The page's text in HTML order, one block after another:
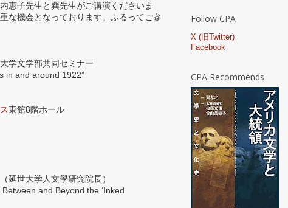
恵子先生と巽先生がご講演くださいま
な機会となっております。ふるってご参
学文学部共同セミナー
in and around 1922”
東館8階ホール
延世大学人文學研究院長）
Between and Beyond the ‘Inked
Follow CPA
X (旧Twitter)
Facebook
CPA Recommends